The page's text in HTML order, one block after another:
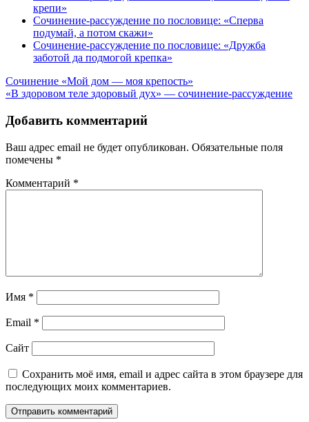
крепи»
Сочинение-рассуждение по пословице: «Сперва
подумай, а потом скажи»
Сочинение-рассуждение по пословице: «Дружба
заботой да подмогой крепка»
Навигация
по
записям
Сочинение «Мой дом — моя крепость»
«В здоровом теле здоровый дух» — сочинение-рассуждение
Добавить комментарий
Ваш адрес email не будет опубликован. Обязательные поля
помечены *
Комментарий *
Имя *
Email *
Сайт
Сохранить моё имя, email и адрес сайта в этом браузере для
последующих моих комментариев.